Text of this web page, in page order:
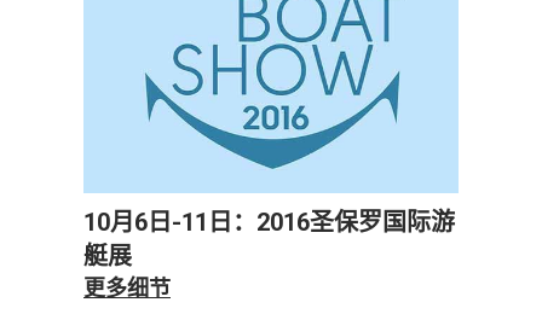
10月6日-11日：2016圣保罗国际游
艇展
更多细节